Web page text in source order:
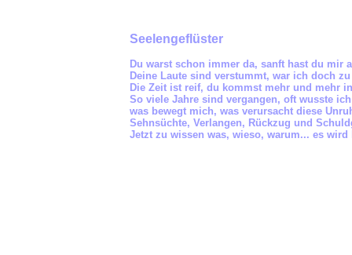
Seelengeflüster
Du warst schon immer da, sanft hast du mir
Deine Laute sind verstummt, war ich doch
Die Zeit ist reif, du kommst mehr und mehr
So viele Jahre sind vergangen, oft wusste
was bewegt mich, was verursacht diese
Sehnsüchte, Verlangen, Rückzug und
Jetzt zu wissen was, wieso, warum... es